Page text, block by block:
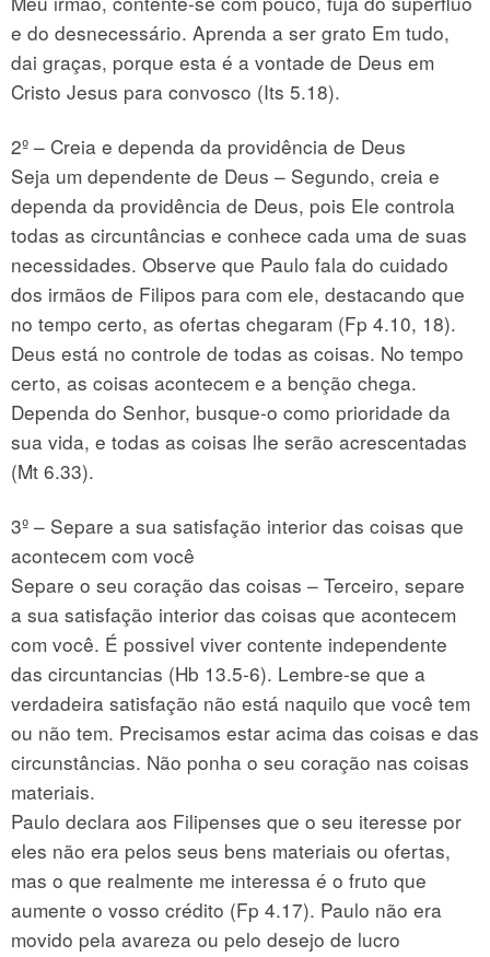
e do desnecessário. Aprenda a ser grato Em tudo,
dai graças, porque esta é a vontade de Deus em
Cristo Jesus para convosco (Its 5.18).
2º – Creia e dependa da providência de Deus
Seja um dependente de Deus – Segundo, creia e
dependa da providência de Deus, pois Ele controla
todas as circuntâncias e conhece cada uma de suas
necessidades. Observe que Paulo fala do cuidado
dos irmãos de Filipos para com ele, destacando que
no tempo certo, as ofertas chegaram (Fp 4.10, 18).
Deus está no controle de todas as coisas. No tempo
certo, as coisas acontecem e a benção chega.
Dependa do Senhor, busque-o como prioridade da
sua vida, e todas as coisas lhe serão acrescentadas
(Mt 6.33).
3º – Separe a sua satisfação interior das coisas que
acontecem com você
Separe o seu coração das coisas – Terceiro, separe
a sua satisfação interior das coisas que acontecem
com você. É possivel viver contente independente
das circuntancias (Hb 13.5-6). Lembre-se que a
verdadeira satisfação não está naquilo que você tem
ou não tem. Precisamos estar acima das coisas e das
circunstâncias. Não ponha o seu coração nas coisas
materiais.
Paulo declara aos Filipenses que o seu iteresse por
eles não era pelos seus bens materiais ou ofertas,
mas o que realmente me interessa é o fruto que
aumente o vosso crédito (Fp 4.17). Paulo não era
movido pela avareza ou pelo desejo de lucro